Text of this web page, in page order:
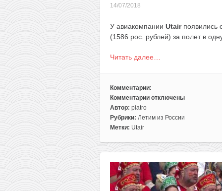
14/07/2018
У авиакомпании Utairпоявились
(1586 рос. рублей) за полет в
Читать далее…
Комментарии:
Комментарии
к
записи
Летим
Полеты
Москвы
в
Минск
отключены
Автор: piatro
Рубрики: Летим из России
Метки: Utair